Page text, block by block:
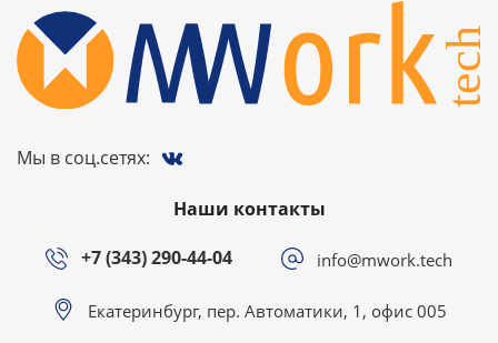
Мы в соц.сетях:
Наши контакты
+7 (343) 290-44-04
info@mwork.tech
Екатеринбург, пер. Автоматики, 1, офис 005